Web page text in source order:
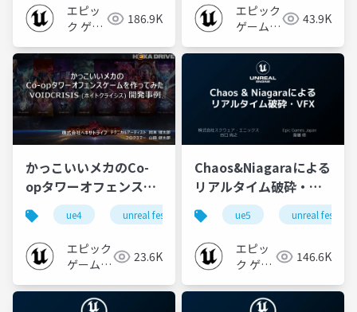
【UNREAL FEST WEST
’22】
エピッ
ク ゲー
ャパン
186.9K
FEST WEST ’22】
エピック
ゲームズ
43.9K
かっこいいメカのCo-
opタワーオフェンスゲ
ームを作ってみた；
VOIDCRISIS開発事例
【UNREAL FEST WEST
’22】
ue4 unreal fest unreal fest west ’22
エピック
ゲームズ
23.6K
Chaos&Niagaraによる
リアルタイム破砕・
VFX【UNREAL FEST
WEST ’22】
ue5 unreal fest
エピッ
ク ゲー
ャパン
146.6K